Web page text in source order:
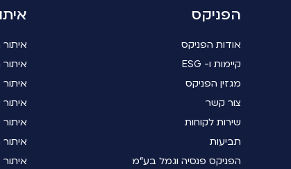
הפניקס
אודות הפניקס
קיימות ו- ESG
מגזין הפניקס
צור קשר
שירות לקוחות
תביעות
הפניקס פנסיה וגמל בע"מ
איתור